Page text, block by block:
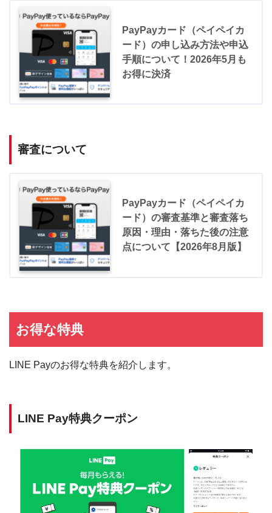
PayPayカード（ペイペイカ
ード）の申し込み方法や申込
手順について！2026年5月も
お得に決済
審査について
PayPayカード（ペイペイカ
ード）の審査基準と審査落ち
原因・理由・落ちた後の注意
点について【2026年8月版】
お得な特典
LINE Payのお得な特典を紹介します。
LINE Pay特典クーポン